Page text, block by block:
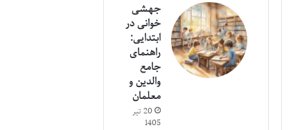
جهشی
خوانی در
ابتدایی:
راهنمای
جامع
والدین و
معلمان
20 تیر
1405